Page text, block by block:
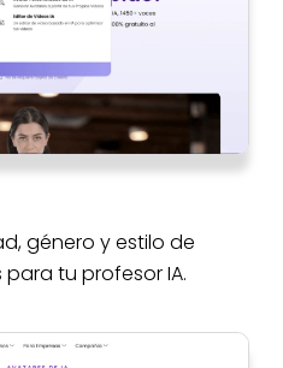
género y estilo de
tu profesor IA.